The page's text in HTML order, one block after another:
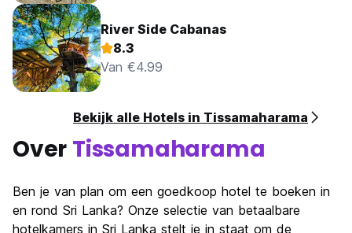
River Side Cabanas
8.3
Van €4.99
Bekijk alle Hotels in Tissamaharama
Over Tissamaharama
Ben je van plan om een goedkoop hotel te boeken in
en rond Sri Lanka? Onze selectie van betaalbare
hotelkamers in Sri Lanka stelt je in staat om de